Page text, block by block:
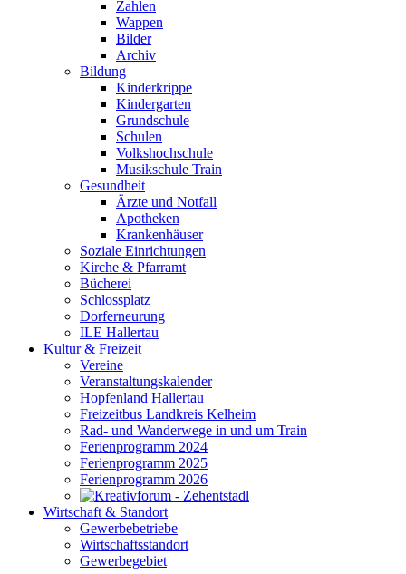
Zahlen
Wappen
Bilder
Archiv
Bildung
Kinderkrippe
Kindergarten
Grundschule
Schulen
Volkshochschule
Musikschule Train
Gesundheit
Ärzte und Notfall
Apotheken
Krankenhäuser
Soziale Einrichtungen
Kirche & Pfarramt
Bücherei
Schlossplatz
Dorferneurung
ILE Hallertau
Kultur & Freizeit
Vereine
Veranstaltungskalender
Hopfenland Hallertau
Freizeitbus Landkreis Kelheim
Rad- und Wanderwege in und um Train
Ferienprogramm 2024
Ferienprogramm 2025
Ferienprogramm 2026
Wirtschaft & Standort
Gewerbebetriebe
Wirtschaftsstandort
Gewerbegebiet